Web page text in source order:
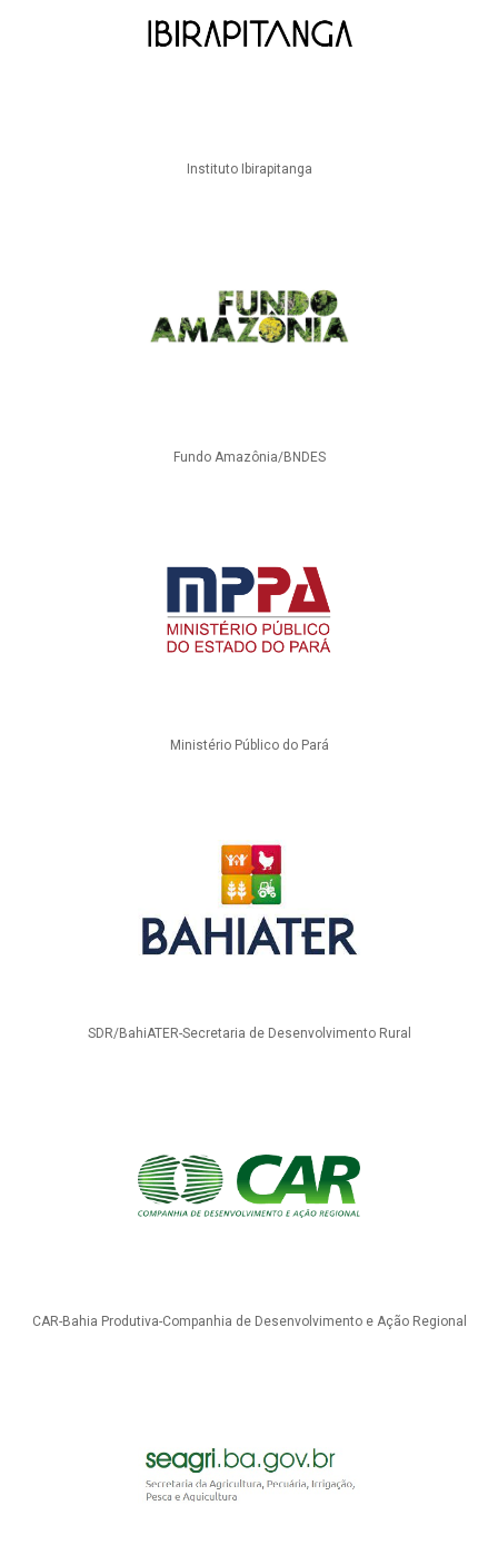
Instituto Ibirapitanga
Fundo Amazônia/BNDES
Ministério Público do Pará
SDR/BahiATER-Secretaria de Desenvolvimento Rural
CAR-Bahia Produtiva-Companhia de Desenvolvimento e Ação Regional